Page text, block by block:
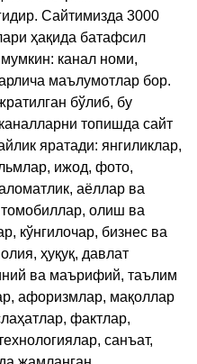
Сайтимизда 3000
ҳақида батафсил
канал номи,
маълумотлар бор.
бўлиб, бу
топишда сайт
яратади: янгиликлар,
ижод, фото,
аёллар ва
олиш ва
кўнгилочар, бизнес ва
ҳуқуқ, давлат
ва маърифий, таълим
афоризмлар, мақоллар
фактлар,
санъат,